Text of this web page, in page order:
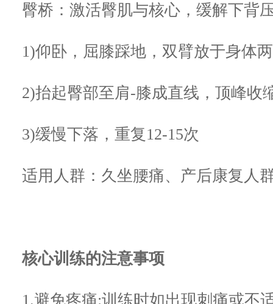
臀桥 ：激活臀肌与核心，缓解下背
1)仰卧，屈膝踩地，双臂放于身体
2)抬起臀部至肩-膝成直线，顶峰
3)缓慢下落，重复12-15次
适用人群：久坐腰痛、产后康复人
核心训练的注意事项
1.避免疼痛:训练时如出现刺痛或不